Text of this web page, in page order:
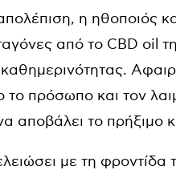
η ηθοποιός
από το CBD oil
το πρόσωπο και τον
αποβάλει το πρήξιμο
με τη